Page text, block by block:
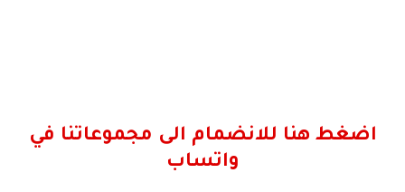
اضغط هنا للانضمام الى مجموعاتنا في
واتساب